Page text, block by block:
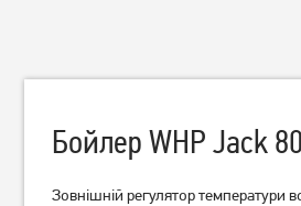
Бойлер WHP Jack 80
Зовнішній регулятор температури